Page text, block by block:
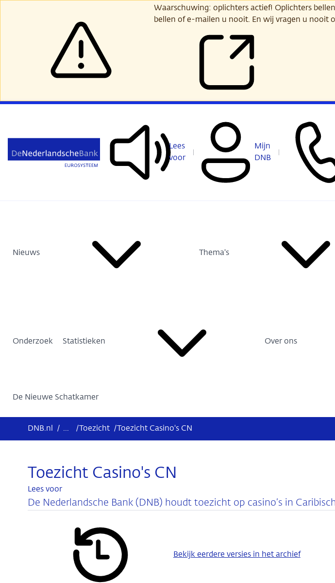
Waarschuwing: oplichters actief! Oplichters
bellen of e-mailen u nooit. En wij vragen u nooit
Lees
voor
Mijn
DNB
Nieuws Thema's
Onderzoek Statistieken Over ons
De Nieuwe Schatkamer
DNB.nl / ... / Toezicht / Toezicht Casino's CN
Toezicht Casino's CN
Lees voor
De Nederlandsche Bank (DNB) houdt toezicht op casino’s in
Bekijk eerdere versies in het archief